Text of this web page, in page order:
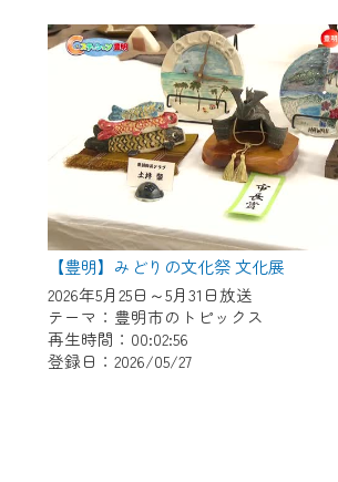
【豊明】みどりの文化祭 文化展
2026年5月25日～5月31日放送
テーマ：豊明市のトピックス
再生時間：00:02:56
登録日：2026/05/27